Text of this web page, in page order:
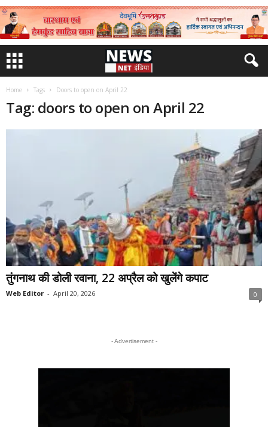
Home Tags Doors to open on April 22
Tag: doors to open on April 22
तुंगनाथ की डोली रवाना, 22 अप्रैल को खुलेंगे कपाट
Web Editor - April 20, 2026 0
- Advertisement -